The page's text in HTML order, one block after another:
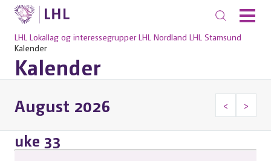
LHL Lokallag og interessegrupper LHL Nordland LHL Stamsund
Kalender
Kalender
August 2026 < >
uke 33